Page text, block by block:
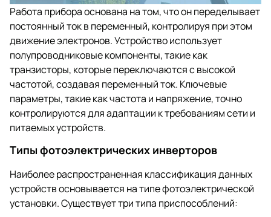
Работа прибора основана на том, что он переделывает
постоянный ток в переменный, контролируя при этом
движение электронов. Устройство использует
полупроводниковые компоненты, такие как
транзисторы, которые переключаются с высокой
частотой, создавая переменный ток. Ключевые
параметры, такие как частота и напряжение, точно
контролируются для адаптации к требованиям сети и
питаемых устройств.
Типы фотоэлектрических инверторов
Наиболее распространенная классификация данных
устройств основывается на типе фотоэлектрической
установки. Существует три типа приспособлений: